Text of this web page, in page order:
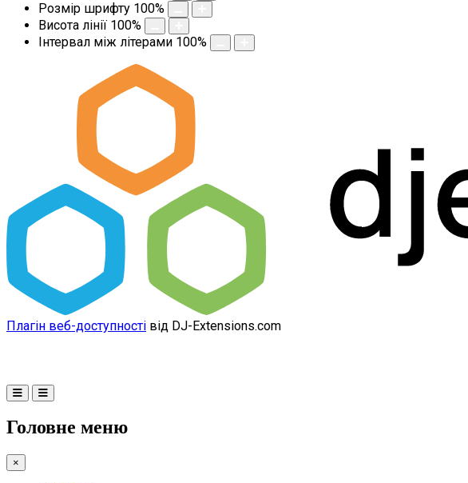
Розмір шрифту 100%
Висота лінії 100%
Інтервал між літерами 100%
Плагін веб-доступності від DJ-Extensions.com
Головне меню
×